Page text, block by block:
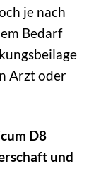
je nach
Bedarf
Arzt oder
D8
und